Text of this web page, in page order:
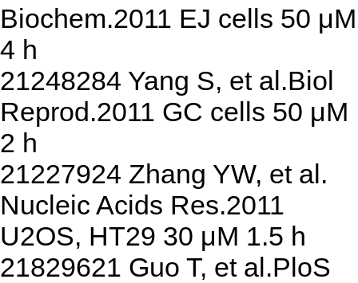
Biochem.2011 EJ cells 50 μM
4 h
21248284 Yang S, et al.Biol
Reprod.2011 GC cells 50 μM
2 h
21227924 Zhang YW, et al.
Nucleic Acids Res.2011
U2OS, HT29 30 μM 1.5 h
21829621 Guo T, et al.PloS